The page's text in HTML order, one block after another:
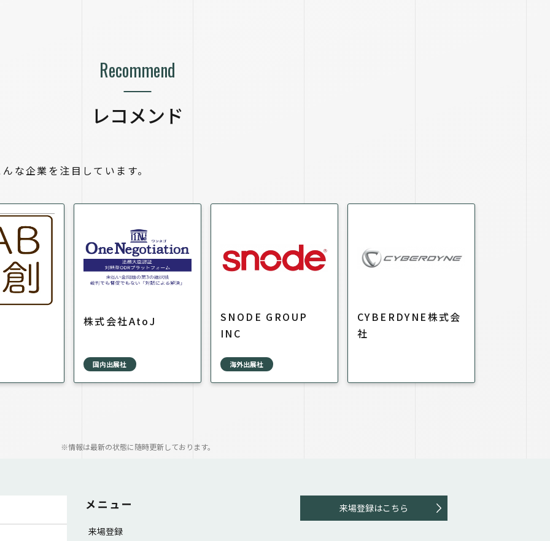
Recommend
レコメンド
な企業を注目しています。
株式会社AtoJ
国内出展社
SNODE GROUP
INC
海外出展社
CYBERDYNE株式会
社
※情報は最新の状態に随時更新しております。
メニュー
来場登録
来場登録はこちら